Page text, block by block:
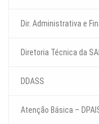
Dir. Administrativa e
Diretoria Técnica da
DDASS
Atenção Básica –